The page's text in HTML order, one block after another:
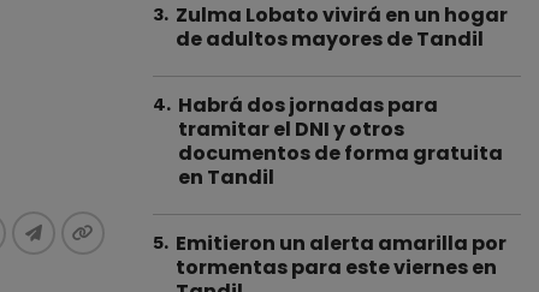
3. Zulma Lobato vivirá en un hogar
de adultos mayores de Tandil
4. Habrá dos jornadas para
tramitar el DNI y otros
documentos de forma gratuita
en Tandil
5. Emitieron un alerta amarilla por
tormentas para este viernes en